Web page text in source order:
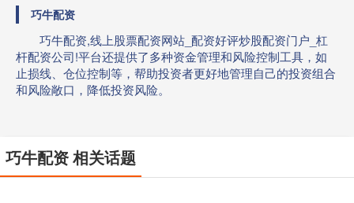
巧牛配资
巧牛配资,线上股票配资网站_配资好评炒股配资门户_杠
杆配资公司!平台还提供了多种资金管理和风险控制工具，如
止损线、仓位控制等，帮助投资者更好地管理自己的投资组合
和风险敞口，降低投资风险。
巧牛配资 相关话题